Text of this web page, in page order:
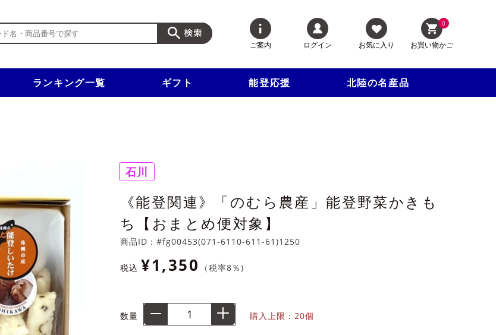
ご案内 ログイン お気に入り
0
お買い物かご
ランキング一覧 ギフト 能登応援 北陸の名産品
新規入会で3千円以上で使える500円クーポンを進呈！
石川
《能登関連》「のむら農産」能登野菜かきも
ち【おまとめ便対象】
商品ID： #fg00453(071-6110-611-61)1250
税込 ¥1,350 （税率8％)
数量 購入上限：20個